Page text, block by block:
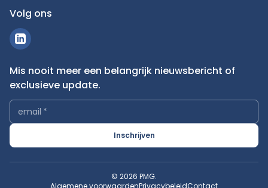
Volg ons
Mis nooit meer een belangrijk nieuwsbericht of
exclusieve update.
email *
Inschrijven
© 2026 PMG.
Algemene voorwaardenPrivacybeleidContact